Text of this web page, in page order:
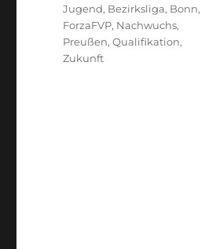
Jugend, Bezirksliga, Bonn,
ForzaFVP, Nachwuchs,
Preußen,Qualifikation,
Zukunft